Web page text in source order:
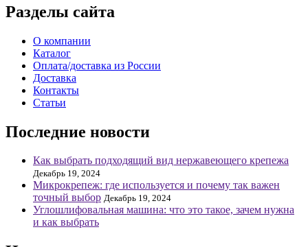
Разделы сайта
О компании
Каталог
Оплата/доставка из России
Доставка
Контакты
Статьи
Последние новости
Как выбрать подходящий вид нержавеющего крепежа
Декабрь 19, 2024
Микрокрепеж: где используется и почему так важен
точный выбор Декабрь 19, 2024
Углошлифовальная машина: что это такое, зачем нужна
и как выбрать